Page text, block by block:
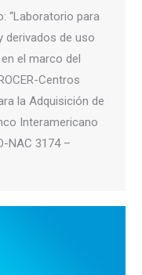
“Laboratorio para
derivados de uso
el marco del
Centros
la Adquisición de
Interamericano
NAC 3174 –